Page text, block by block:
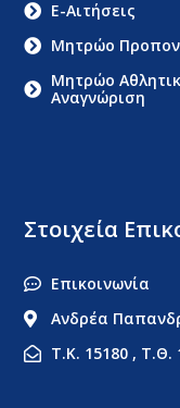
Στοιχεία
Επικοινωνία
Ανδρέα
Τ.Κ. 15180 , Τ.Θ.
E-Αιτήσεις
Μητρώο
Μητρώο
Αναγνώριση